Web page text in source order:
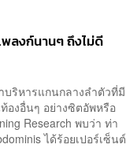
ลงก์นานๆ ถึงไม่ดี
บริหารแกนกลางลำตัวที่มี
องอื่นๆ อย่างซิตอัพหรือ
Research พบว่า ท่า
ได้ร้อยเปอร์เซ็นต์